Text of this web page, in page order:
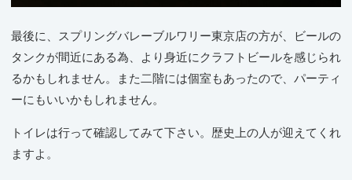
最後に、スプリングバレーブルワリー東京店の方が、ビールの
タンクが間近にある為、より身近にクラフトビールを感じられ
るかもしれません。また二階には個室もあったので、パーティ
ーにもいいかもしれません。
トイレは行って確認してみて下さい。歴史上の人が迎えてくれ
ますよ。